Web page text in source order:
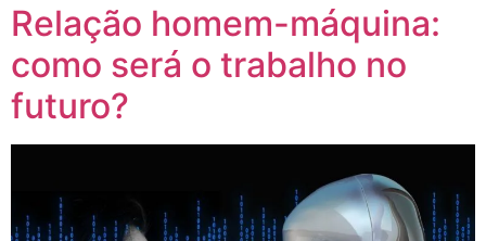
Relação homem-máquina:
como será o trabalho no
futuro?